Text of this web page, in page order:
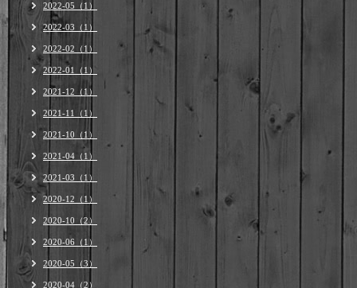
2022-05（1）
2022-03（1）
2022-02（1）
2022-01（1）
2021-12（1）
2021-11（1）
2021-10（1）
2021-04（1）
2021-03（1）
2020-12（1）
2020-10（2）
2020-06（1）
2020-05（3）
2020-04（2）